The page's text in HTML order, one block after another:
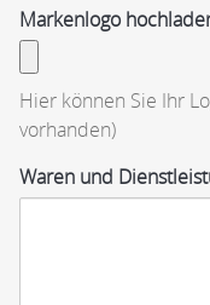
Markenlogo
Hier können Sie Ihr
vorhanden)
Waren und